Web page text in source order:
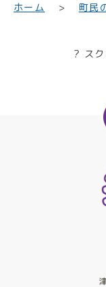
ホーム 町民
? ス